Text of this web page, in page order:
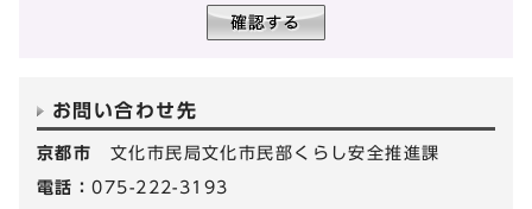
お問い合わせ先
京都市 文化市民局文化市民部くらし安全推進課
電話：075-222-3193